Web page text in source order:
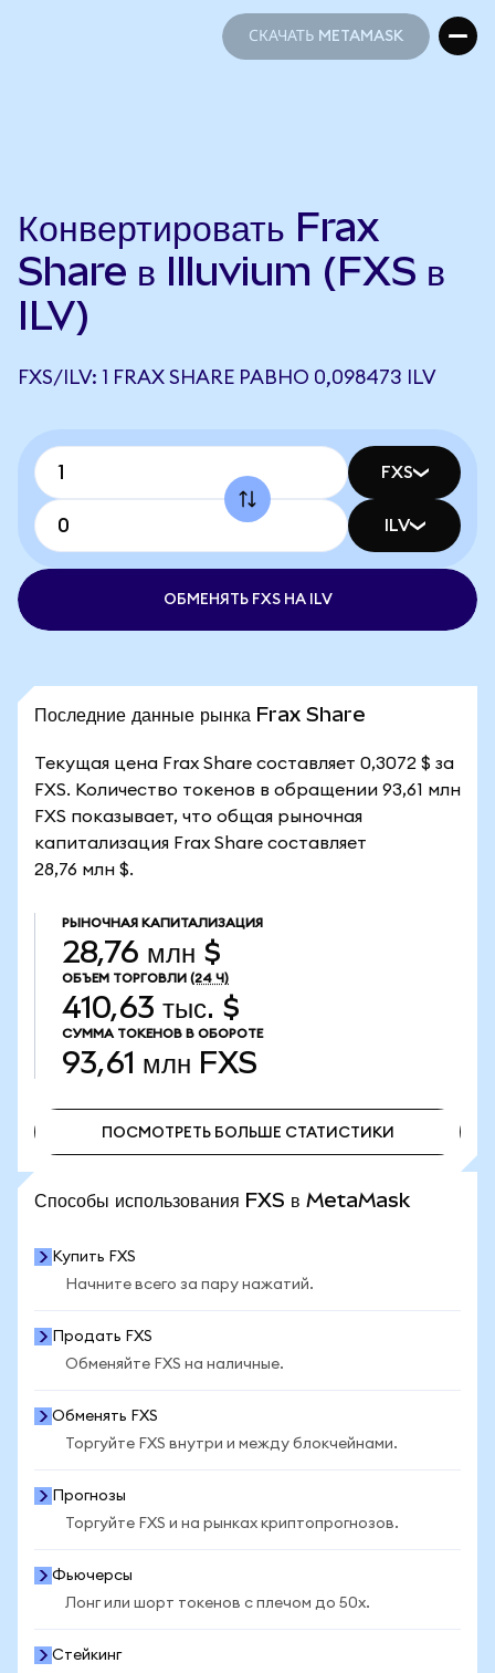
СКАЧАТЬ METAMASK
Конвертировать Frax
Share в Illuvium (FXS в
ILV)
FXS/ILV: 1 FRAX SHARE РАВНО 0,098473 ILV
FXS
ILV
ОБМЕНЯТЬ FXS НА ILV
Последние данные рынка Frax Share
Текущая цена Frax Share составляет 0,3072 $ за
FXS. Количество токенов в обращении 93,61 млн
FXS показывает, что общая рыночная
капитализация Frax Share составляет
28,76 млн $.
РЫНОЧНАЯ КАПИТАЛИЗАЦИЯ
28,76 млн $
ОБЪЕМ ТОРГОВЛИ (24 Ч)
410,63 тыс. $
СУММА ТОКЕНОВ В ОБОРОТЕ
93,61 млн FXS
ПОСМОТРЕТЬ БОЛЬШЕ СТАТИСТИКИ
Способы использования FXS в MetaMask
Купить FXS
Начните всего за пару нажатий.
Продать FXS
Обменяйте FXS на наличные.
Обменять FXS
Торгуйте FXS внутри и между блокчейнами.
Прогнозы
Торгуйте FXS и на рынках криптопрогнозов.
Фьючерсы
Лонг или шорт токенов с плечом до 50x.
Стейкинг